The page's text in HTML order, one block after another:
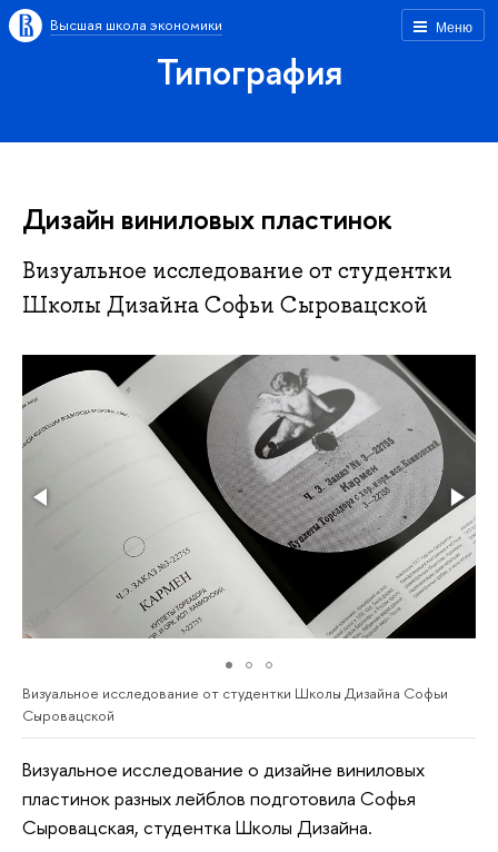
Меню
Высшая школа экономики
Типография
Дизайн виниловых пластинок
Визуальное исследование от студентки
Школы Дизайна Софьи Сыровацской
Визуальное исследование от студентки Школы Дизайна Софьи
Сыровацской
Визуальное исследование о дизайне виниловых
пластинок разных лейблов подготовила Софья
Сыровацская, студентка Школы Дизайна.